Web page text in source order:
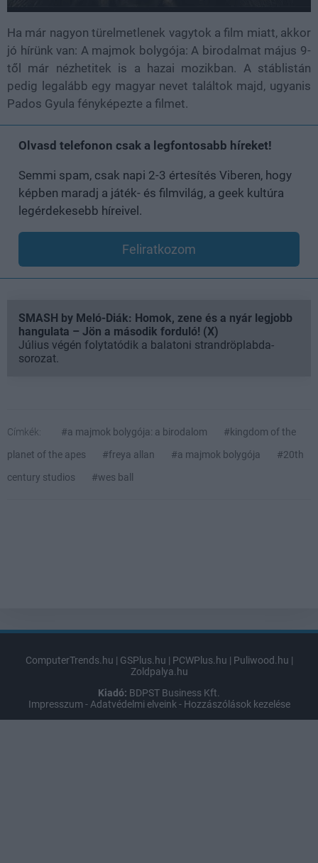
Ha már nagyon türelmetlenek vagytok a film miatt, akkor
jó hírünk van: A majmok bolygója: A birodalmat május 9-
től már nézhetitek is a hazai mozikban. A stáblistán
pedig legalább egy magyar nevet találtok majd, ugyanis
Pados Gyula fényképezte a filmet.
Olvasd telefonon csak a legfontosabb híreket!
Semmi spam, csak napi 2-3 értesítés Viberen, hogy
képben maradj a játék- és filmvilág, a geek kultúra
legérdekesebb híreivel.
Feliratkozom
SMASH by Meló-Diák: Homok, zene és a nyár legjobb
hangulata – Jön a második forduló! (X)
Július végén folytatódik a balatoni strandröplabda-
sorozat.
Címkék: #a majmok bolygója: a birodalom
#kingdom of the
planet of the apes
#freya allan #a majmok bolygója
#20th
century studios
#wes ball
ComputerTrends.hu | GSPlus.hu | PCWPlus.hu | Puliwood.hu |
Zoldpalya.hu
Kiadó: BDPST Business Kft.
Impresszum - Adatvédelmi elveink - Hozzászólások kezelése